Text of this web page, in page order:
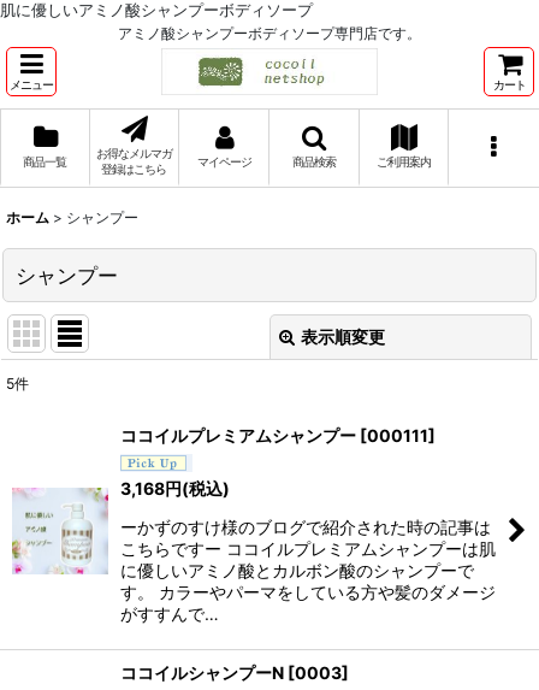
肌に優しいアミノ酸シャンプーボディソープ
アミノ酸シャンプーボディソープ専門店です。
メニュー カート
商品一覧
お得なメルマガ
登録はこちら
マイページ 商品検索 ご利用案内
ホーム > シャンプー
シャンプー
表示順変更
絞り込む
5件
ココイルプレミアムシャンプー [000111]
3,168円(税込)
ーかずのすけ様のブログで紹介された時の記事は
こちらですー ココイルプレミアムシャンプーは肌
に優しいアミノ酸とカルボン酸のシャンプーで
す。 カラーやパーマをしている方や髪のダメージ
がすすんで…
ココイルシャンプーN [0003]